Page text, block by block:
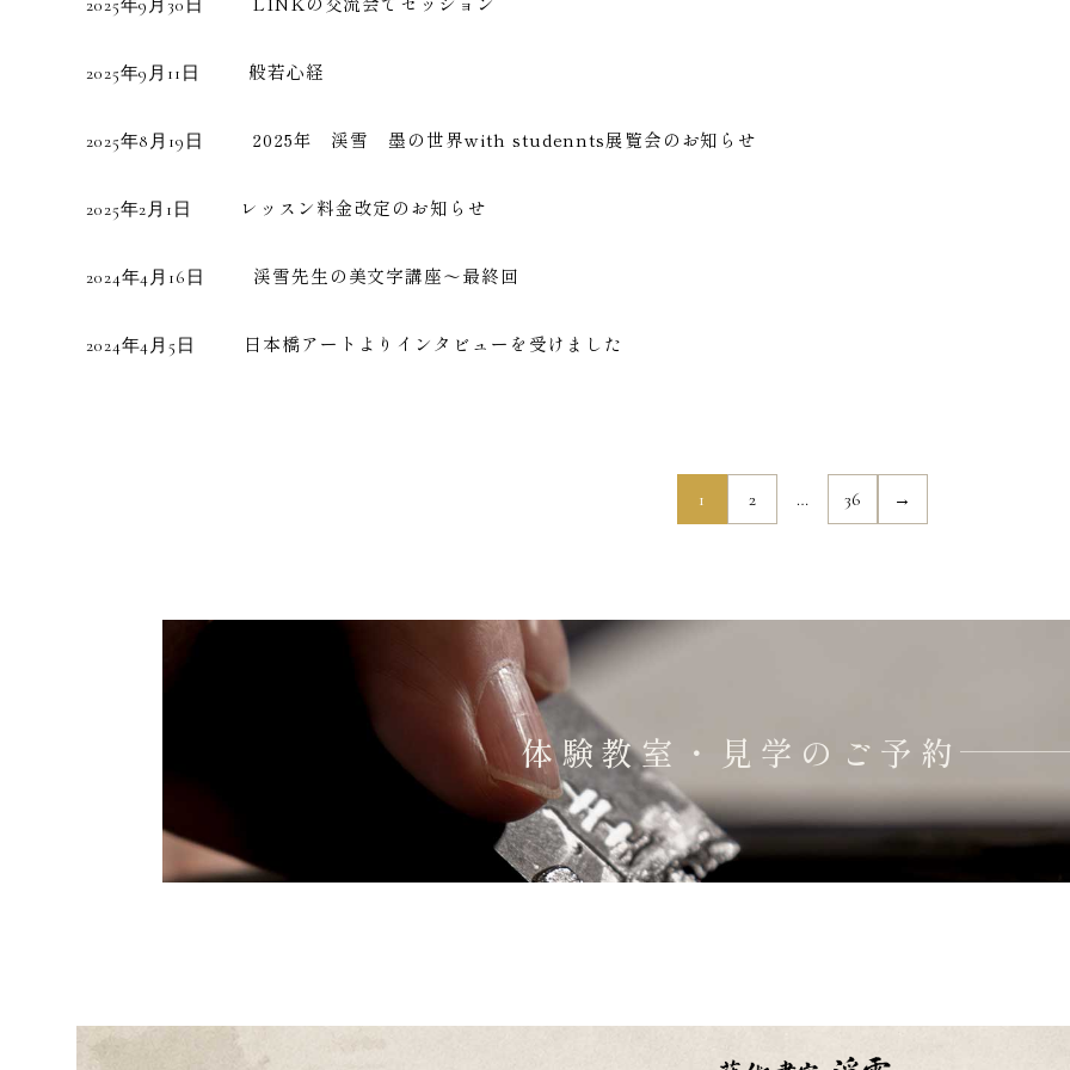
2025年9月30日
2025年9月11日 般若心経
2025年8月19日 2025年 渓雪 墨の世界with studennts展覧会のお知らせ
2025年2月1日 レッスン料金改定のお知らせ
2024年4月16日 渓雪先生の美文字講座〜最終回
2024年4月5日 日本橋アートよりインタビューを受けました
1 2 … 36 →
体験教室・見学のご予約